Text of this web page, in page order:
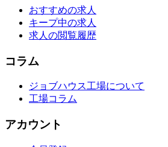
おすすめの求人
キープ中の求人
求人の閲覧履歴
コラム
ジョブハウス工場について
工場コラム
アカウント